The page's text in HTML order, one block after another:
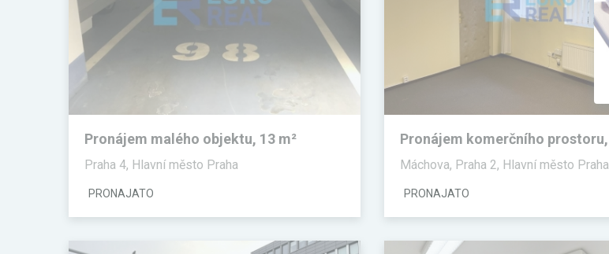
Pronájem malého objektu, 13 m²
Praha 4, Hlavní město Praha
PRONAJATO
Pronájem komerčního prostoru,
Máchova, Praha 2, Hlavní město Praha
PRONAJATO